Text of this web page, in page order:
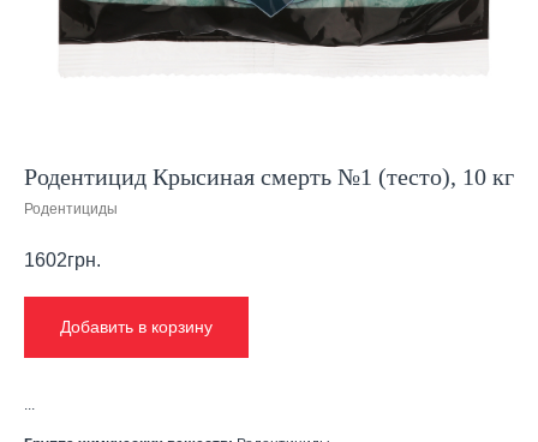
Родентицид Крысиная смерть №1 (тесто), 10 кг
Родентициды
1602грн.
Добавить в корзину
...